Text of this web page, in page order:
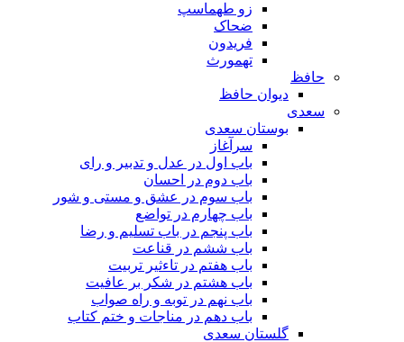
زو طهماسپ‏
ضحاک
فریدون
تهمورث
حافظ
دیوان حافظ
سعدی
بوستان سعدی
سرآغاز
باب اول در عدل و تدبیر و رای
باب دوم در احسان
باب سوم در عشق و مستی و شور
باب چهارم در تواضع
باب پنجم در باب تسلیم و رضا
باب ششم در قناعت
باب هفتم در تاءثیر تربیت
باب هشتم در شکر بر عافیت
باب نهم در توبه و راه صواب
باب دهم در مناجات و ختم کتاب
گلستان سعدی